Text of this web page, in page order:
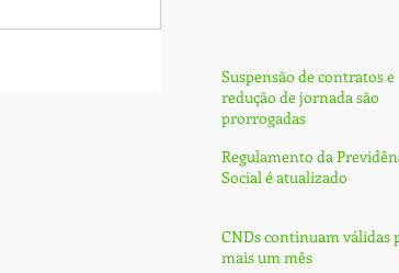
Suspensão de contratos e
redução de jornada são
prorrogadas
Regulamento da
Social é atualizado
CNDs continuam válidas
mais um mês